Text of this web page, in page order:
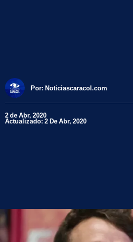
Por: Noticiascaracol.com
2 de Abr, 2020
Actualizado: 2 De Abr, 2020